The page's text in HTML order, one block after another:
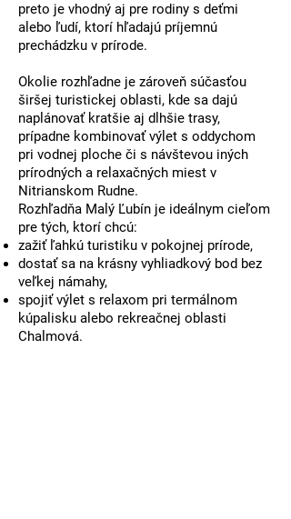
preto je vhodný aj pre rodiny s deťmi
alebo ľudí, ktorí hľadajú príjemnú
prechádzku v prírode.
Okolie rozhľadne je zároveň súčasťou
širšej turistickej oblasti, kde sa dajú
naplánovať kratšie aj dlhšie trasy,
prípadne kombinovať výlet s oddychom
pri vodnej ploche či s návštevou iných
prírodných a relaxačných miest v
Nitrianskom Rudne.
Rozhľadňa Malý Ľubín je ideálnym cieľom
pre tých, ktorí chcú:
zažiť ľahkú turistiku v pokojnej prírode,
dostať sa na krásny vyhliadkový bod bez
veľkej námahy,
spojiť výlet s relaxom pri termálnom
kúpalisku alebo rekreačnej oblasti
Chalmová.